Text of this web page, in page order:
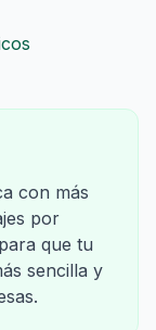
con más
por
que tu
sencilla y